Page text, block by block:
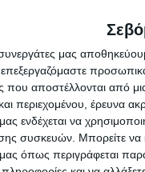
συνεργάτες μας
που αποστέλλονται από
περιεχομένου, έρευνα
ενδέχεται να
συσκευών. Μπορείτε να
όπως περιγράφεται
Βόρειας
κόμματος
προσφέρει
status/
kai-pano-apo-